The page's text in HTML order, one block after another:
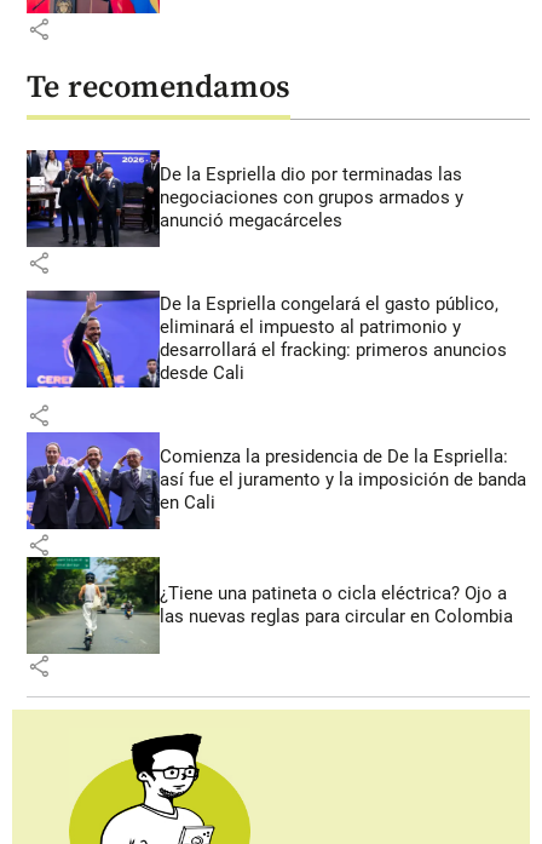
share
Te recomendamos
De la Espriella dio por terminadas las
negociaciones con grupos armados y
anunció megacárceles
share
De la Espriella congelará el gasto público,
eliminará el impuesto al patrimonio y
desarrollará el fracking: primeros anuncios
desde Cali
share
Comienza la presidencia de De la Espriella:
así fue el juramento y la imposición de banda
en Cali
share
¿Tiene una patineta o cicla eléctrica? Ojo a
las nuevas reglas para circular en Colombia
share